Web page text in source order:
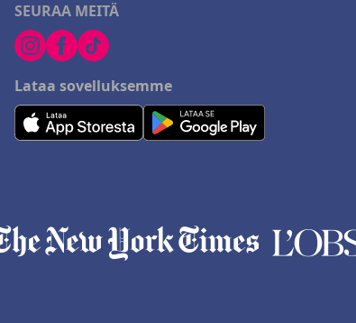
SEURAA MEITÄ
Lataa sovelluksemme